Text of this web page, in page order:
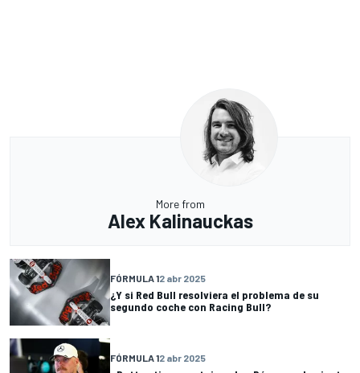
More from
Alex Kalinauckas
FÓRMULA 12 abr 2025
¿Y si Red Bull resolviera el problema de su
segundo coche con Racing Bull?
FÓRMULA 12 abr 2025